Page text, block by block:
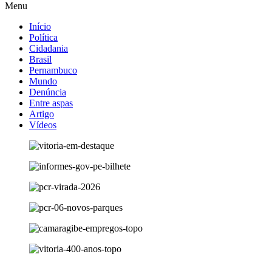
Menu
Início
Política
Cidadania
Brasil
Pernambuco
Mundo
Denúncia
Entre aspas
Artigo
Vídeos